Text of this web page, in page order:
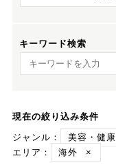
キーワード検索
キーワード検索
現在の絞り込み条件
ジャンル：
美容・健康
エリア：
海外 ×